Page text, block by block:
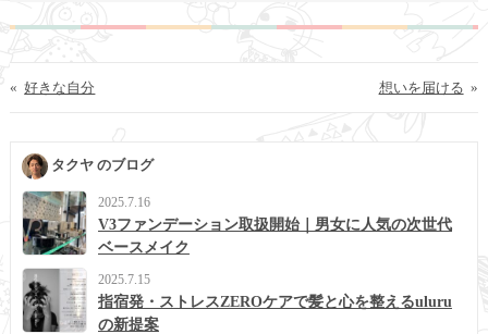
« 好きな自分 »
想いを届ける
タクヤ のブログ
2025.7.16
V3ファンデーション取扱開始｜男女に人気の次世代
ベースメイク
2025.7.15
指宿発・ストレスZEROケアで髪と心を整えるuluru
の新提案